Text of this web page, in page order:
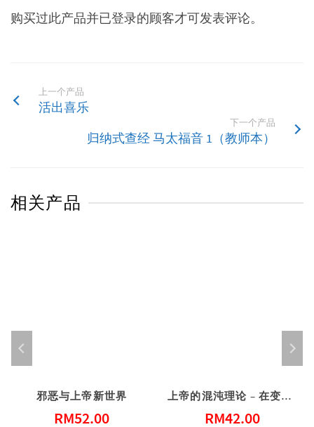
购买过此产品并已登录的顾客才可发表评论。
上一个产品
活出喜乐
下一个产品
归纳式查经 马太福音 1（教师本）
相关产品
邪恶与上帝新世界
RM52.00
上帝的混沌理论 – 在变动中赐予新生命
RM42.00